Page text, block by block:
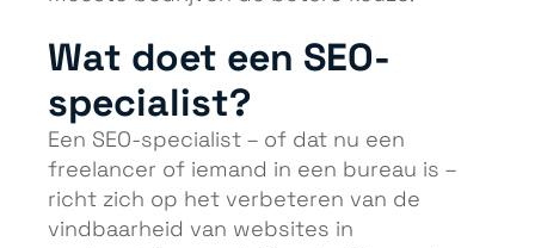
Wat doet een SEO-
specialist?
Een SEO-specialist – of dat nu een
freelancer of iemand in een bureau is –
richt zich op het verbeteren van de
vindbaarheid van websites in